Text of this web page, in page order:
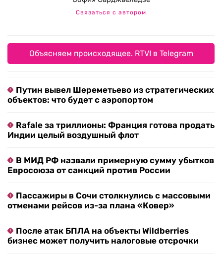
Связаться с автором
Объясняем происходящее. RTVI в Telegram
Путин вывел Шереметьево из стратегических
объектов: что будет с аэропортом
Rafale за триллионы: Франция готова продать
Индии целый воздушный флот
В МИД РФ назвали примерную сумму убытков
Евросоюза от санкций против России
Пассажиры в Сочи столкнулись с массовыми
отменами рейсов из-за плана «Ковер»
После атак БПЛА на объекты Wildberries
бизнес может получить налоговые отсрочки